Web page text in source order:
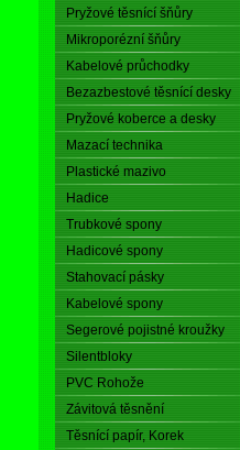
Pryžové těsnící šňůry
Mikroporézní šňůry
Kabelové průchodky
Bezazbestové těsnící desky
Pryžové koberce a desky
Mazací technika
Plastické mazivo
Hadice
Trubkové spony
Hadicové spony
Stahovací pásky
Kabelové spony
Segerové pojistné kroužky
Silentbloky
PVC Rohože
Závitová těsnění
Těsnící papír, Korek